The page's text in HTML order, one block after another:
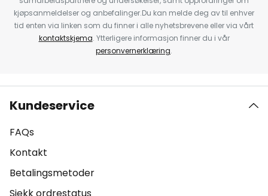
kjøpsanmeldelser og anbefalinger.Du kan melde deg av til enhver
tid enten via linken som du finner i alle nyhetsbrevene eller via vårt
kontaktskjema. Ytterligere informasjon finner du i vår
personvernerklæring.
Kundeservice
FAQs
Kontakt
Betalingsmetoder